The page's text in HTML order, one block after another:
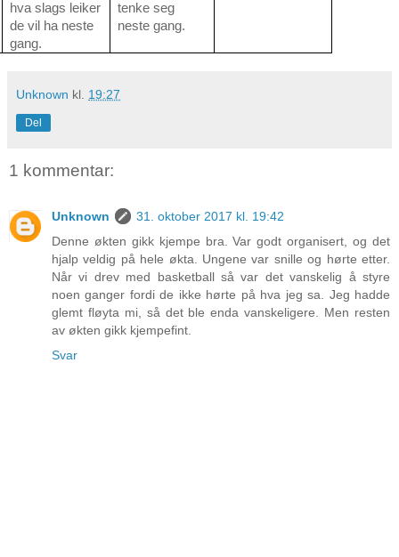
hva slags leiker
de vil ha neste
gang.
tenke seg
neste gang.
Unknown kl. 19:27
Del
1 kommentar:
Unknown
31. oktober 2017 kl. 19:42
Denne økten gikk kjempe bra. Var godt organisert, og det
hjalp veldig på hele økta. Ungene var snille og hørte etter.
Når vi drev med basketball så var det vanskelig å styre
noen ganger fordi de ikke hørte på hva jeg sa. Jeg hadde
glemt fløyta mi, så det ble enda vanskeligere. Men resten
av økten gikk kjempefint.
Svar